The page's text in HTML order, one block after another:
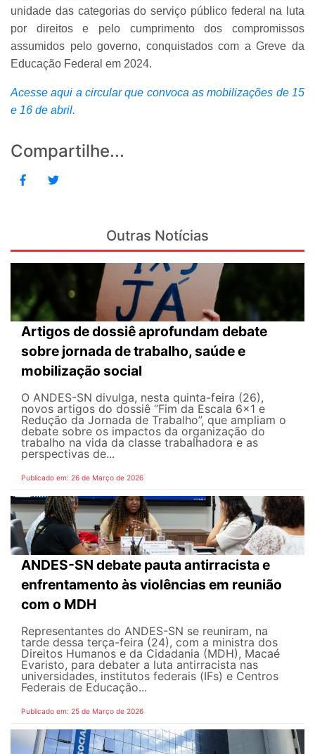
unidade das categorias do serviço público federal na luta
por direitos e pelo cumprimento dos compromissos
assumidos pelo governo, conquistados com a Greve da
Educação Federal em 2024.
Acesse aqui a circular que convoca as mobilizações de 15
e 16 de abril.
Compartilhe...
Outras Notícias
Artigos de dossiê aprofundam debate
sobre jornada de trabalho, saúde e
mobilização social
O ANDES-SN divulga, nesta quinta-feira (26),
novos artigos do dossiê “Fim da Escala 6×1 e
Redução da Jornada de Trabalho”, que ampliam o
debate sobre os impactos da organização do
trabalho na vida da classe trabalhadora e as
perspectivas de...
Publicado em: 26 de Março de 2026
ANDES-SN debate pauta antirracista e
enfrentamento às violências em reunião
com o MDH
Representantes do ANDES-SN se reuniram, na
tarde dessa terça-feira (24), com a ministra dos
Direitos Humanos e da Cidadania (MDH), Macaé
Evaristo, para debater a luta antirracista nas
universidades, institutos federais (IFs) e Centros
Federais de Educação...
Publicado em: 25 de Março de 2026